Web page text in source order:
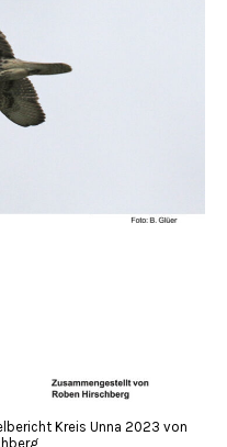
Kreis Unna 2023 von